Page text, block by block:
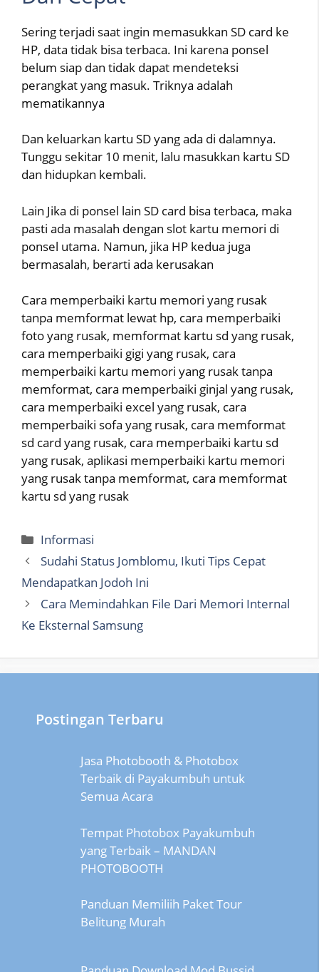
Sering terjadi saat ingin memasukkan SD card ke
HP, data tidak bisa terbaca. Ini karena ponsel
belum siap dan tidak dapat mendeteksi
perangkat yang masuk. Triknya adalah
mematikannya
Dan keluarkan kartu SD yang ada di dalamnya.
Tunggu sekitar 10 menit, lalu masukkan kartu SD
dan hidupkan kembali.
Lain Jika di ponsel lain SD card bisa terbaca, maka
pasti ada masalah dengan slot kartu memori di
ponsel utama. Namun, jika HP kedua juga
bermasalah, berarti ada kerusakan
Cara memperbaiki kartu memori yang rusak
tanpa memformat lewat hp, cara memperbaiki
foto yang rusak, memformat kartu sd yang rusak,
cara memperbaiki gigi yang rusak, cara
memperbaiki kartu memori yang rusak tanpa
memformat, cara memperbaiki ginjal yang rusak,
cara memperbaiki excel yang rusak, cara
memperbaiki sofa yang rusak, cara memformat
sd card yang rusak, cara memperbaiki kartu sd
yang rusak, aplikasi memperbaiki kartu memori
yang rusak tanpa memformat, cara memformat
kartu sd yang rusak
Categories
Informasi
Sudahi Status Jomblomu, Ikuti Tips Cepat
Mendapatkan Jodoh Ini
Cara Memindahkan File Dari Memori Internal
Ke Eksternal Samsung
Postingan Terbaru
Jasa Photobooth & Photobox
Terbaik di Payakumbuh untuk
Semua Acara
Tempat Photobox Payakumbuh
yang Terbaik – MANDAN
PHOTOBOOTH
Panduan Memiliih Paket Tour
Belitung Murah